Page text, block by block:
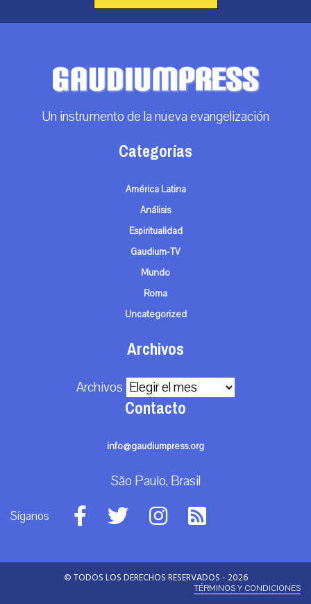
Un instrumento de la nueva evangelización
Categorías
América Latina
Análisis
Espiritualidad
Gaudium-TV
Mundo
Roma
Uncategorized
Archivos
Archivos
Contacto
info@gaudiumpress.org
São Paulo, Brasil
Síganos
© TODOS LOS DERECHOS RESERVADOS - 2026
TÉRMINOS Y CONDICIONES